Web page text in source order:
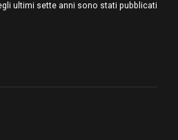
ultimi sette anni sono stati pubblicati